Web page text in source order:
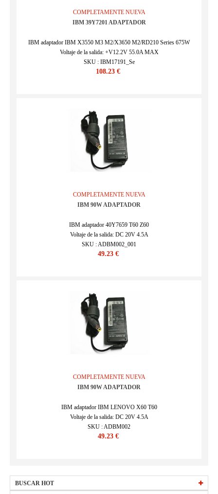
COMPLETAMENTE NUEVA
IBM 39Y7201 ADAPTADOR
IBM adaptador IBM X3550 M3 M2/X3650 M2/RD210 Series 675W
Voltaje de la salida: +V12.2V 55.0A MAX
SKU : IBM17191_Se
108.23 €
COMPLETAMENTE NUEVA
IBM 90W ADAPTADOR
IBM adaptador 40Y7659 T60 Z60
Voltaje de la salida: DC 20V 4.5A
SKU : ADBM002_001
49.23 €
COMPLETAMENTE NUEVA
IBM 90W ADAPTADOR
IBM adaptador IBM LENOVO X60 T60
Voltaje de la salida: DC 20V 4.5A
SKU : ADBM002
49.23 €
BUSCAR HOT